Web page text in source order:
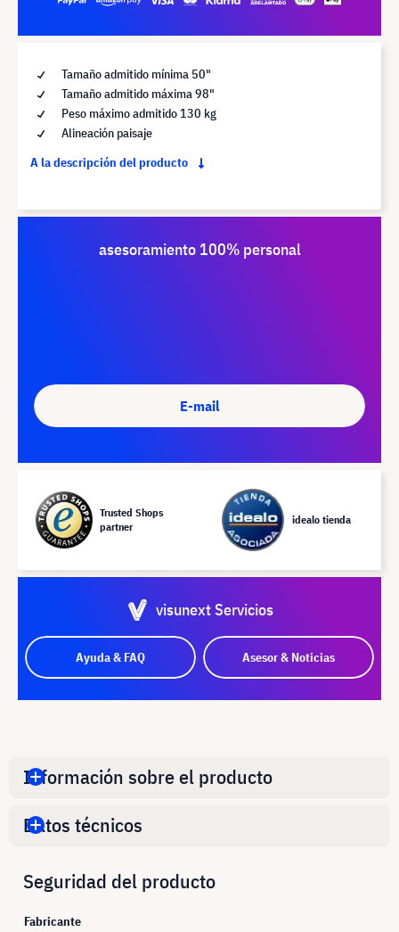
Tamaño admitido mínima 50"
Tamaño admitido máxima 98"
Peso máximo admitido 130 kg
Alineación paisaje
A la descripción del producto
asesoramiento 100% personal
E-mail
Trusted Shops
partner
idealo tienda
visunext Servicios
Ayuda & FAQ Asesor & Noticias
Información sobre el producto
Datos técnicos
Seguridad del producto
Fabricante